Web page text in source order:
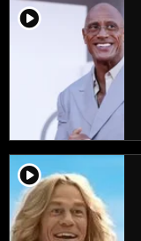
player2
player2